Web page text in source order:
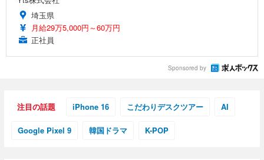
埼玉県
月給29万5,000円～60万円
正社員
Sponsored by
注目の話題 iPhone 16 こだわりデスクツアー AI
Google Pixel 9 韓国ドラマ K-POP